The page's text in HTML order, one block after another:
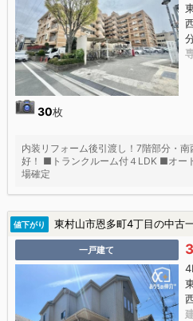
30枚
内装リフォーム後引渡し！7階部分・
好！ ■トランクルーム付４LDK ■オー
場確定
値下がり 東村山市恩多町4丁目の中古
一戸建て